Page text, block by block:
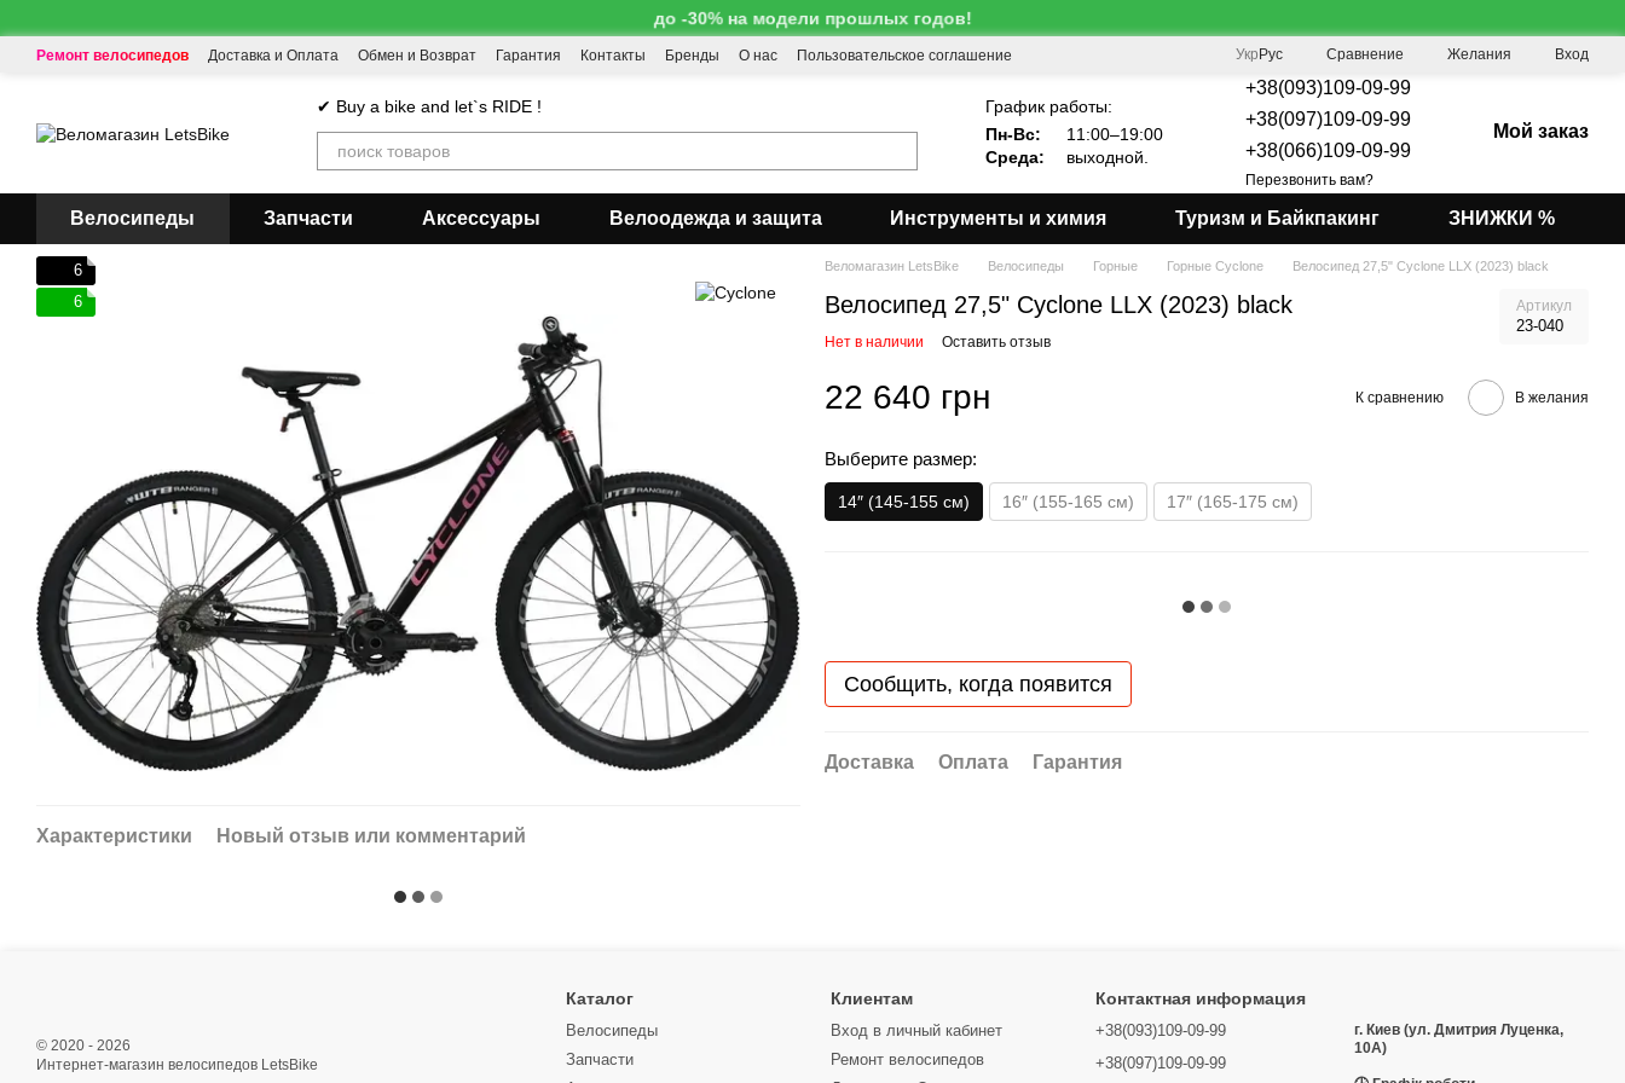
до -30% на модели прошлых годов!
Ремонт велосипедов Доставка и Оплата Обмен и Возврат Гарантия Контакты Бренды О нас Пользовательское соглашение Укр Рус Сравнение Желания Вход
✔ Buy a bike and let`s RIDE !
График работы:
Пн-Вс:
11:00–19:00
Среда:
выходной.
+38(093)109-09-99
+38(097)109-09-99
+38(066)109-09-99
Перезвонить вам?
Мой заказ
Велосипеды Запчасти Аксессуары Велоодежда и защита Инструменты и химия Туризм и Байкпакинг ЗНИЖКИ %
6
6
Характеристики Новый отзыв или комментарий
Веломагазин LetsBike Велосипеды Горные Горные Cyclone Велосипед 27,5" Cyclone LLX (2023) black
Велосипед 27,5" Cyclone LLX (2023) black Артикул
23-040
Нет в наличии Оставить отзыв
22 640 грн К сравнению В желания
Выберите размер:
14″ (145-155 см) 16″ (155-165 см) 17″ (165-175 см)
Сообщить, когда появится
Доставка Оплата Гарантия
© 2020 - 2026
Интернет-магазин велосипедов LetsBike
Каталог
Велосипеды
Запчасти
Клиентам
Вход в личный кабинет
Ремонт велосипедов
Контактная информация
+38(093)109-09-99
+38(097)109-09-99
г. Киев (ул. Дмитрия Луценка,
10А)